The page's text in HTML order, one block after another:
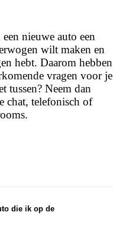
nieuwe auto een
wilt maken en
hebt. Daarom hebben
vragen voor je
tussen? Neem dan
chat, telefonisch of
voor je
die ik op de